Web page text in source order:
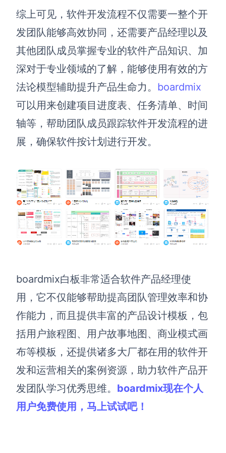
综上可见，软件开发流程不仅需要一整个开
发团队能够高效协同，还需要产品经理以及
其他团队成员掌握专业的软件产品知识、加
深对于专业领域的了解，能够使用有效的方
法论模型辅助提升产品生命力。 boardmix
可以用来创建项目进度表、任务清单、时间
轴等，帮助团队成员跟踪软件开发流程的进
展，确保软件按计划进行开发。
boardmix白板非常适合软件产品经理使
用，它不仅能够帮助提高团队管理效率和协
作能力，而且提供丰富的产品设计模板，包
括用户旅程图、用户故事地图、商业模式画
布等模板，还提供诸多大厂都在用的软件开
发和运营相关的案例资源，助力软件产品开
发团队学习优秀思维。 boardmix现在个人
用户免费使用，马上试试吧！